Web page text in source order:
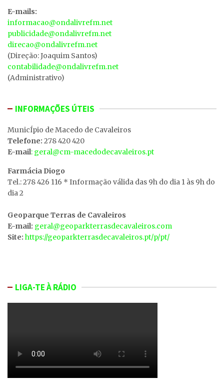
E-mails:
informacao@ondalivrefm.net
publicidade@ondalivrefm.net
direcao@ondalivrefm.net
(Direção: Joaquim Santos)
contabilidade@ondalivrefm.net
(Administrativo)
INFORMAÇÕES ÚTEIS
MunicÍpio de Macedo de Cavaleiros
Telefone: 278 420 420
E-mail: geral@cm-macedodecavaleiros.pt
Farmácia Diogo
Tel.: 278 426 116 * Informação válida das 9h do dia 1 às 9h do
dia 2
Geoparque Terras de Cavaleiros
E-mail: geral@geoparkterrasdecavaleiros.com
Site: https://geoparkterrasdecavaleiros.pt/p/pt/
LIGA-TE À RÁDIO